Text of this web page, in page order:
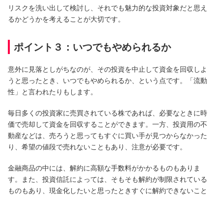
リスクを洗い出して検討し、それでも魅力的な投資対象だと思え
るかどうかを考えることが大切です。
ポイント３：いつでもやめられるか
意外に見落としがちなのが、その投資を中止して資金を回収しよ
うと思ったとき、いつでもやめられるか、という点です。「流動
性」と言われたりもします。
毎日多くの投資家に売買されている株であれば、必要なときに時
価で売却して資金を回収することができます。一方、投資用の不
動産などは、売ろうと思ってもすぐに買い手が見つからなかった
り、希望の値段で売れないこともあり、注意が必要です。
金融商品の中には、解約に高額な手数料がかかるものもありま
す。また、投資信託によっては、そもそも解約が制限されている
ものもあり、現金化したいと思ったときすぐに解約できないこと